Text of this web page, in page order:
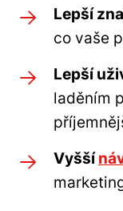
Lepší
co vaše
Lepší
laděním
Vyšší